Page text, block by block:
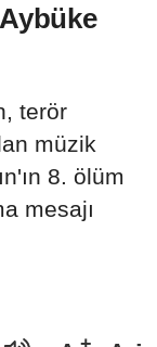
terör
müzik
8. ölüm
mesajı